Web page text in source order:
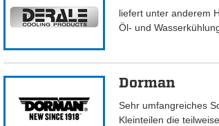
liefert unter anderem
Öl- und
Dorman
Sehr umfangreiches
Kleinteilen die